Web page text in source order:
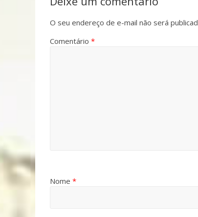
O seu endereço de e-mail não será
Comentário *
Nome *